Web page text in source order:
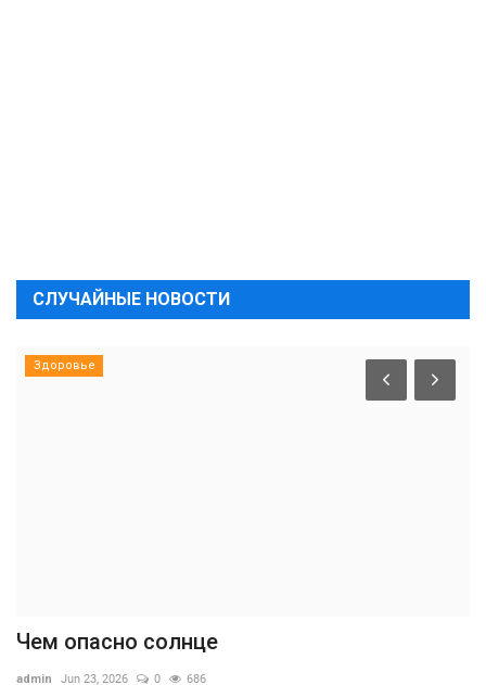
СЛУЧАЙНЫЕ НОВОСТИ
Здоровье
Чем опасно солнце
admin Jun 23, 2026 0 686